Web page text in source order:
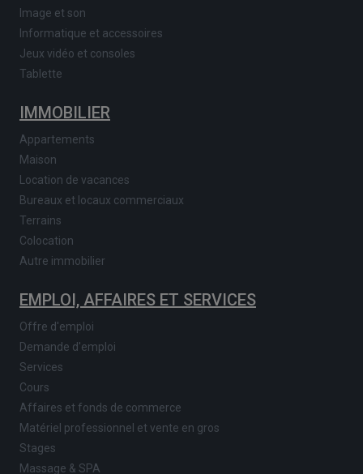
Image et son
Informatique et accessoires
Jeux vidéo et consoles
Tablette
IMMOBILIER
Appartements
Maison
Location de vacances
Bureaux et locaux commerciaux
Terrains
Colocation
Autre immobilier
EMPLOI, AFFAIRES ET SERVICES
Offre d'emploi
Demande d'emploi
Services
Cours
Affaires et fonds de commerce
Matériel professionnel et vente en gros
Stages
Massage & SPA